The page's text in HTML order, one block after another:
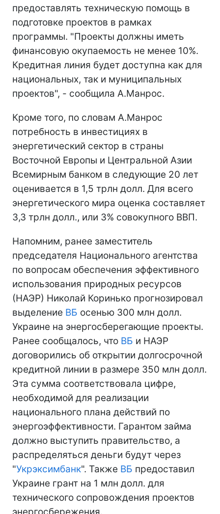
предоставлять техническую помощь в
подготовке проектов в рамках
программы. "Проекты должны иметь
финансовую окупаемость не менее 10%.
Кредитная линия будет доступна как для
национальных, так и муниципальных
проектов", - сообщила А.Манрос.
Кроме того, по словам А.Манрос
потребность в инвестициях в
энергетический сектор в страны
Восточной Европы и Центральной Азии
Всемирным банком в следующие 20 лет
оценивается в 1,5 трлн долл. Для всего
энергетического мира оценка составляет
3,3 трлн долл., или 3% совокупного ВВП.
Напомним, ранее заместитель
председателя Национального агентства
по вопросам обеспечения эффективного
использования природных ресурсов
(НАЭР) Николай Коринько прогнозировал
выделение ВБ осенью 300 млн долл.
Украине на энергосберегающие проекты.
Ранее сообщалось, что ВБ и НАЭР
договорились об открытии долгосрочной
кредитной линии в размере 350 млн долл.
Эта сумма соответствовала цифре,
необходимой для реализации
национального плана действий по
энергоэффективности. Гарантом займа
должно выступить правительство, а
распределяться деньги будут через
"Укрэксимбанк". Также ВБ предоставил
Украине грант на 1 млн долл. для
технического сопровождения проектов
энергосбережения.